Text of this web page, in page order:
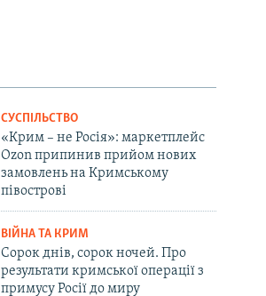
СУСПІЛЬСТВО
«Крим – не Росія»: маркетплейс
Ozon припинив прийом нових
замовлень на Кримському
півострові
ВІЙНА ТА КРИМ
Сорок днів, сорок ночей. Про
результати кримської операції з
примусу Росії до миру